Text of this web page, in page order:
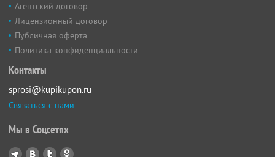
Агентский договор
Лицензионный договор
Публичная оферта
Политика конфиденциальности
Контакты
sprosi@kupikupon.ru
Связаться с нами
Мы в Соцсетях